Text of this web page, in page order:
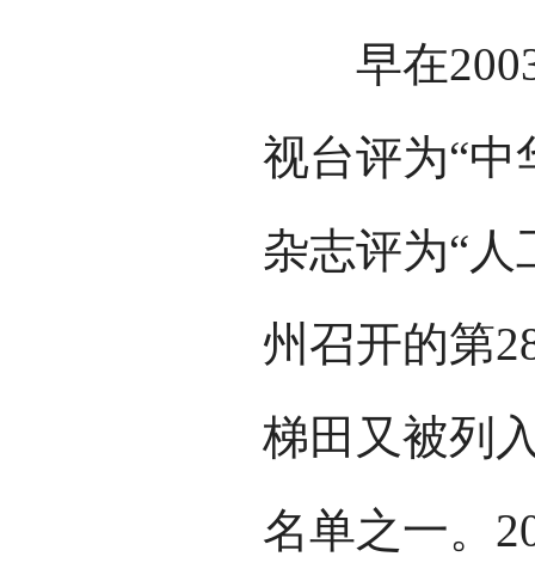
早在2003
视台评为“中
杂志评为“人
州召开的第
梯田又被列
名单之一。